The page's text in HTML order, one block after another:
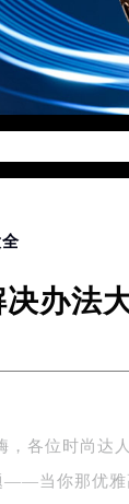
湾全部区域
办法
，各位时尚达
——当你那优雅